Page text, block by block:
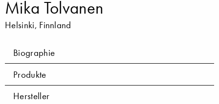
Mika Tolvanen
Helsinki, Finnland
Biographie
Produkte
Hersteller